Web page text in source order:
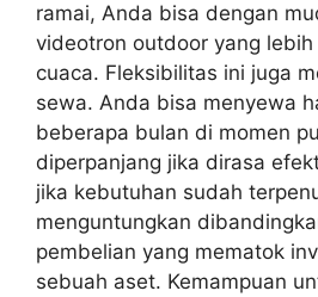
ramai, Anda bisa dengan
videotron outdoor yang
cuaca. Fleksibilitas ini juga
sewa. Anda bisa menyewa
beberapa bulan di momen
diperpanjang jika dirasa
jika kebutuhan sudah
menguntungkan
pembelian yang mematok
sebuah aset. Kemampuan